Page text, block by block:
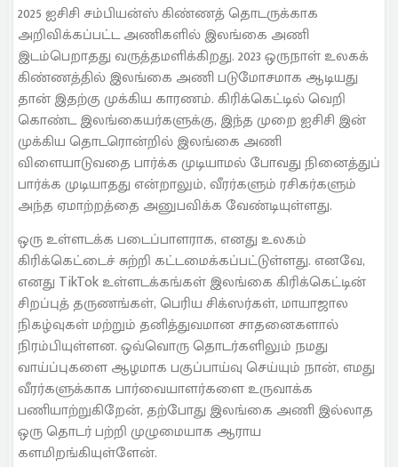
2025 ஐசிசி சம்பியன்ஸ் கிண்ணத் தொடருக்காக
அறிவிக்கப்பட்ட அணிகளில் இலங்கை அணி
இடம்பெறாதது வருத்தமளிக்கிறது. 2023 ஒருநாள் உலகக்
கிண்ணத்தில் இலங்கை அணி படுமோசமாக ஆடியது
தான் இதற்கு முக்கிய காரணம். கிரிக்கெட்டில் வெறி
கொண்ட இலங்கையர்களுக்கு, இந்த முறை ஐசிசி இன்
முக்கிய தொடரொன்றில் இலங்கை அணி
விளையாடுவதை பார்க்க முடியாமல் போவது நினைத்துப்
பார்க்க முடியாதது என்றாலும், வீரர்களும் ரசிகர்களும்
அந்த ஏமாற்றத்தை அனுபவிக்க வேண்டியுள்ளது.
ஒரு உள்ளடக்க படைப்பாளராக, எனது உலகம்
கிரிக்கெட்டைச் சுற்றி கட்டமைக்கப்பட்டுள்ளது. எனவே,
எனது TikTok உள்ளடக்கங்கள் இலங்கை கிரிக்கெட்டின்
சிறப்புத் தருணங்கள், பெரிய சிக்ஸர்கள், மாயாஜால
நிகழ்வுகள் மற்றும் தனித்துவமான சாதனைகளால்
நிரம்பியுள்ளன. ஒவ்வொரு தொடர்களிலும் நமது
வாய்ப்புகளை ஆழமாக பகுப்பாய்வு செய்யும் நான், எமது
வீரர்களுக்காக பார்வையாளர்களை உருவாக்க
பணியாற்றுகிறேன், தற்போது இலங்கை அணி இல்லாத
ஒரு தொடர் பற்றி முழுமையாக ஆராய
களமிறங்கியுள்ளேன்.